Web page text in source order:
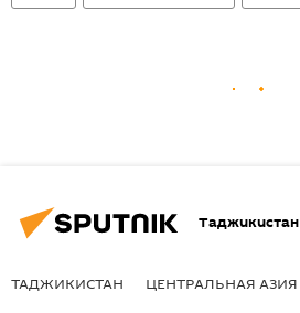
Таджикистан
ТАДЖИКИСТАН ЦЕНТРАЛЬНАЯ АЗИЯ